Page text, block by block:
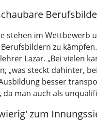
stehen im Wettbewerb
zu
Lazar. „Bei vielen
„was steckt dahinter,
besser
da man auch als
zum